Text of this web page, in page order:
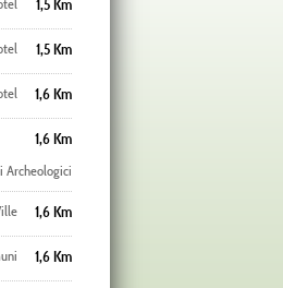
1,5 Km
1,6 Km
1,6 Km
Archeologici
1,6 Km
1,6 Km